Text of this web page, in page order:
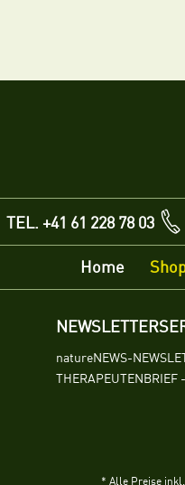
TEL. +41 61 228 78 03
Home
natureNEWS-
THERAPEUTENBRIEF
* Alle Preise